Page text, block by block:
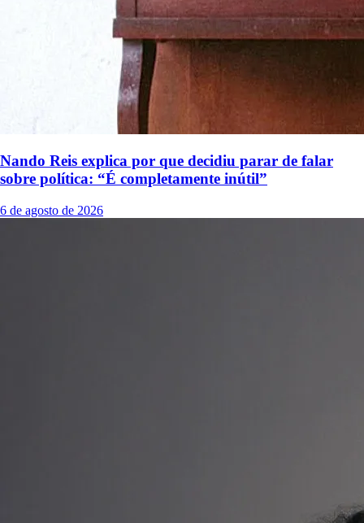
Nando Reis explica por que decidiu parar de falar
sobre política: “É completamente inútil”
6 de agosto de 2026